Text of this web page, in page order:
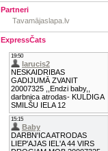
Partneri
Tavamājaslapa.lv
ExpressČats